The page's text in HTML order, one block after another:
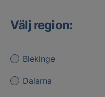
Välj region:
Blekinge
Dalarna